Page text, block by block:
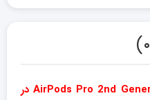
هدفون بلوتوثی اپل مدل AirPods Pro 2nd Generation در